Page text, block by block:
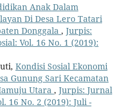
Anak Dalam
Di Desa Lero Tatari
Donggala , Jurpis:
Vol. 16 No. 1 (2019):
Kondisi Sosial Ekonomi
Gunung Sari Kecamatan
Utara , Jurpis: Jurnal
16 No. 2 (2019): Juli -